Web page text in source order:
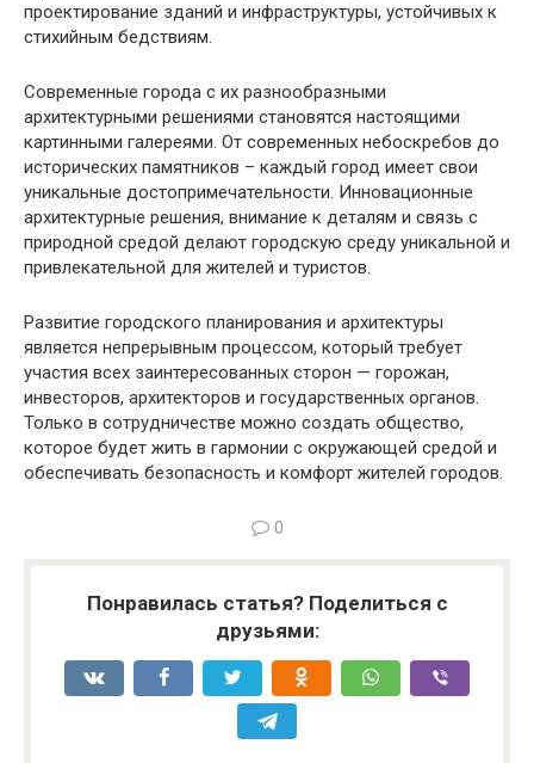
проектирование зданий и инфраструктуры, устойчивых к
стихийным бедствиям.
Современные города с их разнообразными
архитектурными решениями становятся настоящими
картинными галереями. От современных небоскребов до
исторических памятников – каждый город имеет свои
уникальные достопримечательности. Инновационные
архитектурные решения, внимание к деталям и связь с
природной средой делают городскую среду уникальной и
привлекательной для жителей и туристов.
Развитие городского планирования и архитектуры
является непрерывным процессом, который требует
участия всех заинтересованных сторон — горожан,
инвесторов, архитекторов и государственных органов.
Только в сотрудничестве можно создать общество,
которое будет жить в гармонии с окружающей средой и
обеспечивать безопасность и комфорт жителей городов.
0
Понравилась статья? Поделиться с
друзьями: